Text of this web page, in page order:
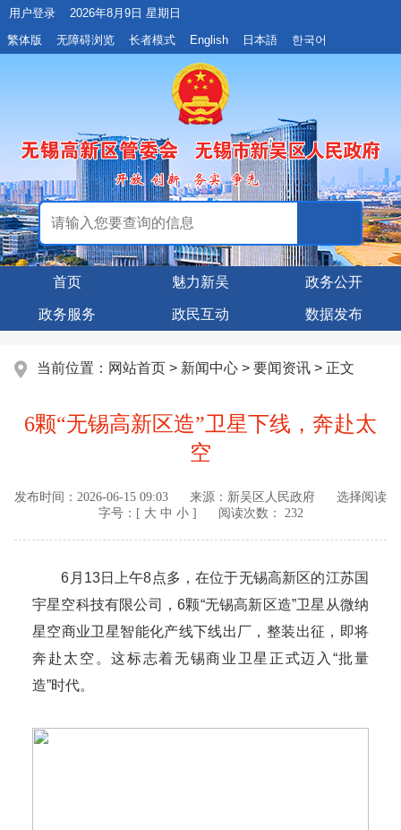
用户登录
2026年8月9日 星期日
繁体版
无障碍浏览 长者模式 English 日本語 한국어
首页 魅力新吴 政务公开
政务服务 政民互动 数据发布
当前位置： 网站首页 > 新闻中心 > 要闻资讯 > 正文
6颗“无锡高新区造”卫星下线，奔赴太
空
发布时间： 2026-06-15 09:03 来源： 新吴区人民政府
选择阅读
字号：[ 大 中 小] 阅读次数： 232
6月13日上午8点多，在位于无锡高新区的江苏国
宇星空科技有限公司，6颗“无锡高新区造”卫星从微纳
星空商业卫星智能化产线下线出厂，整装出征，即将
奔赴太空。这标志着无锡商业卫星正式迈入“批量
造”时代。